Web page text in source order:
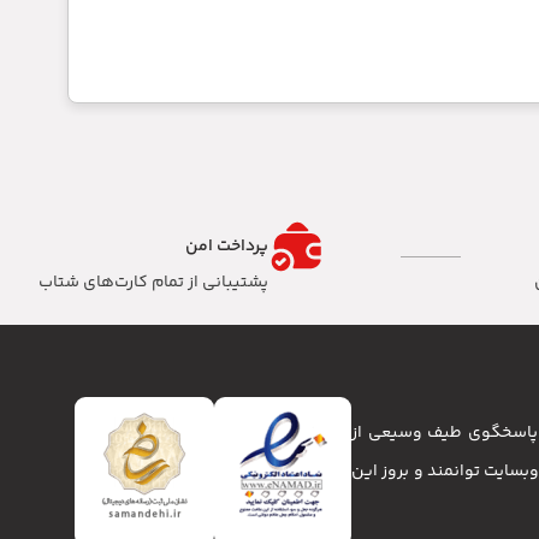
پرداخت امن
پشتیبانی از تمام کارت‌های شتاب
پاسخگوی طیف وسیعی از
و وبسایت توانمند و بروز این